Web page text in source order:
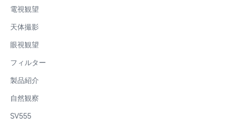
電視観望
天体撮影
眼視観望
フィルター
製品紹介
自然観察
SV555